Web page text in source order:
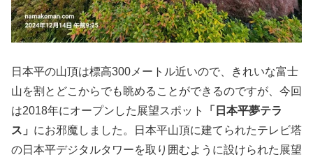
日本平の山頂は標高300メートル近いので、きれいな富士
山を割とどこからでも眺めることができるのですが、今回
は2018年にオープンした展望スポット
「日本平夢テラ
ス」 にお邪魔しました。日本平山頂に建てられたテレビ塔
の日本平デジタルタワーを取り囲むように設けられた展望